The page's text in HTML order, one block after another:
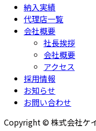
納入実績
代理店一覧
会社概要
社長挨拶
会社概要
アクセス
採用情報
お知らせ
お問い合わせ
Copyright © 株式会社ケ